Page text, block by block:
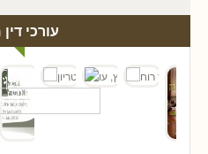
עורכי